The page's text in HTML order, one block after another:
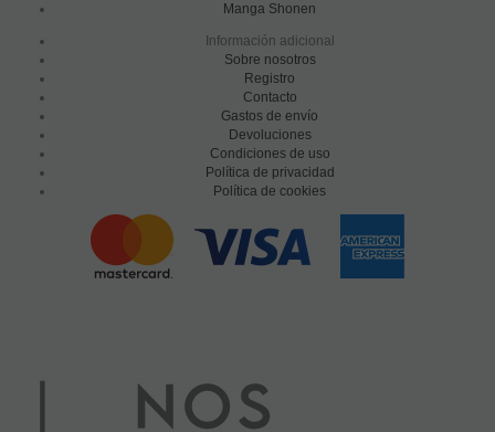
Manga Shonen
Información adicional
Sobre nosotros
Registro
Contacto
Gastos de envío
Devoluciones
Condiciones de uso
Política de privacidad
Política de cookies